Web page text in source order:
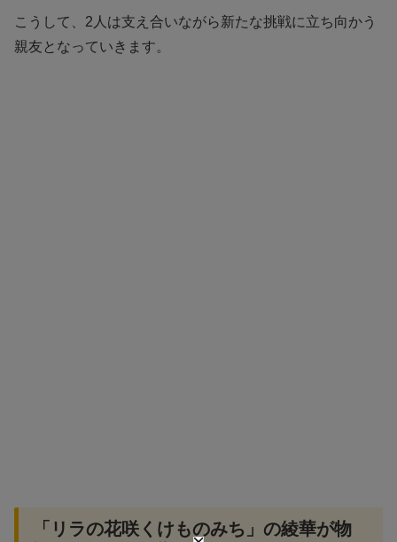
こうして、2人は支え合いながら新たな挑戦に立ち向かう
親友となっていきます。
「リラの花咲くけものみち」の綾華が物